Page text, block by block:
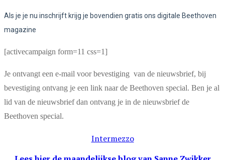
Als je je nu inschrijft krijg je bovendien gratis ons digitale Beethoven
magazine
[activecampaign form=11 css=1]
Je ontvangt een e-mail voor bevestiging van de nieuwsbrief, bij
bevestiging ontvang je een link naar de Beethoven special. Ben je al
lid van de nieuwsbrief dan ontvang je in de nieuwsbrief de
Beethoven special.
Intermezzo